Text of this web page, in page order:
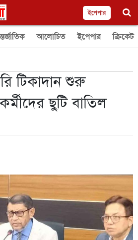
ইপেপার
আলোচিত ইপেপার ক্রিকেট
টিকাদান শুরু
ছুটি বাতিল